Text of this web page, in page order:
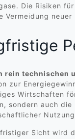
Die Risiken
Vermeidung
rein technischen
zur
Wirtschaften
sondern auch
Sicht wird